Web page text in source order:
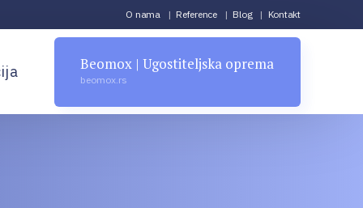
O nama Reference Blog Kontakt
Beomox | Ugostiteljska oprema
beomox.rs